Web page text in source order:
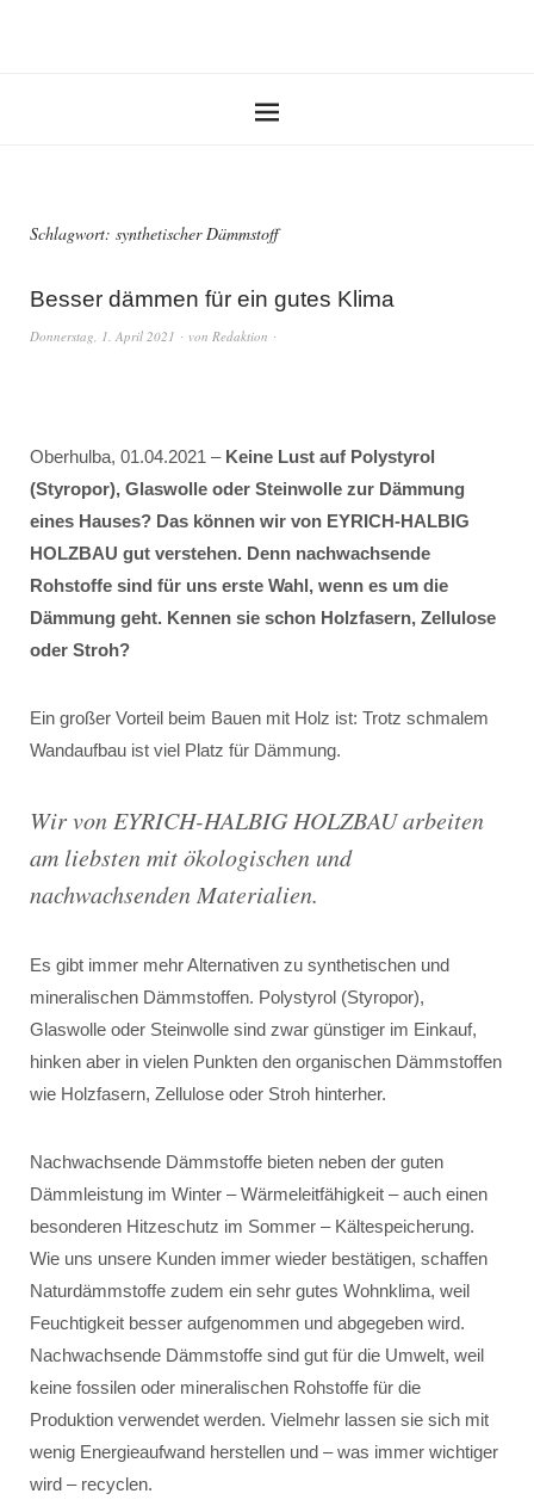
Schlagwort: synthetischer Dämmstoff
Besser dämmen für ein gutes Klima
Donnerstag, 1. April 2021 von Redaktion
Oberhulba, 01.04.2021 – Keine Lust auf Polystyrol
(Styropor), Glaswolle oder Steinwolle zur Dämmung
eines Hauses? Das können wir von EYRICH-HALBIG
HOLZBAU gut verstehen. Denn nachwachsende
Rohstoffe sind für uns erste Wahl, wenn es um die
Dämmung geht. Kennen sie schon Holzfasern, Zellulose
oder Stroh?
Ein großer Vorteil beim Bauen mit Holz ist: Trotz schmalem
Wandaufbau ist viel Platz für Dämmung.
Wir von EYRICH-HALBIG HOLZBAU arbeiten
am liebsten mit ökologischen und
nachwachsenden Materialien.
Es gibt immer mehr Alternativen zu synthetischen und
mineralischen Dämmstoffen. Polystyrol (Styropor),
Glaswolle oder Steinwolle sind zwar günstiger im Einkauf,
hinken aber in vielen Punkten den organischen Dämmstoffen
wie Holzfasern, Zellulose oder Stroh hinterher.
Nachwachsende Dämmstoffe bieten neben der guten
Dämmleistung im Winter – Wärmeleitfähigkeit – auch einen
besonderen Hitzeschutz im Sommer – Kältespeicherung.
Wie uns unsere Kunden immer wieder bestätigen, schaffen
Naturdämmstoffe zudem ein sehr gutes Wohnklima, weil
Feuchtigkeit besser aufgenommen und abgegeben wird.
Nachwachsende Dämmstoffe sind gut für die Umwelt, weil
keine fossilen oder mineralischen Rohstoffe für die
Produktion verwendet werden. Vielmehr lassen sie sich mit
wenig Energieaufwand herstellen und – was immer wichtiger
wird – recyclen.